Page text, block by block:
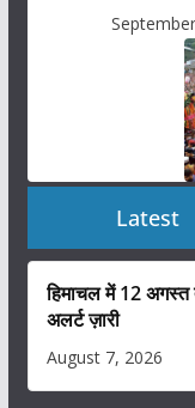
Latest
हिमाचल में 12 अगस्त
अलर्ट ज़ारी
August 7, 2026